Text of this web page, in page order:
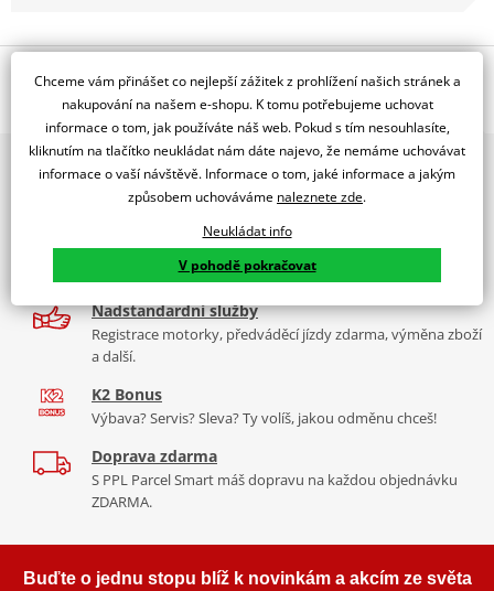
Popis a parametry
Jsme autorizovaný
dealer značky NG
Pevný, D260, d111,4, t4,02x multibrand showroom
9 značek motocyklů, servis, oblečení, doplňky i náhradní
díly, to vše v Praze a Liberci
Více než 30 let zkušeností
Za řídítky motorek, v servisu i prodeji moto vybavení
Nadstandardní služby
Registrace motorky, předváděcí jízdy zdarma, výměna zboží
a další.
K2 Bonus
Výbava? Servis? Sleva? Ty volíš, jakou odměnu chceš!
Doprava zdarma
S PPL Parcel Smart máš dopravu na každou objednávku
ZDARMA.
Buďte o jednu stopu blíž k novinkám a akcím ze světa
Chceme vám přinášet co nejlepší zážitek z prohlížení našich stránek a
nakupování na našem e-shopu. K tomu potřebujeme uchovat
informace o tom, jak používáte náš web. Pokud s tím nesouhlasíte,
kliknutím na tlačítko neukládat nám dáte najevo, že nemáme uchovávat
informace o vaší návštěvě. Informace o tom, jaké informace a jakým
způsobem uchováváme naleznete zde.
Neukládat info
V pohodě pokračovat